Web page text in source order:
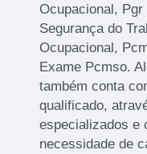
Ocupacional,
Segurança do
Ocupacional,
Exame Pcmso.
também conta
qualificado,
especializados e
necessidade de